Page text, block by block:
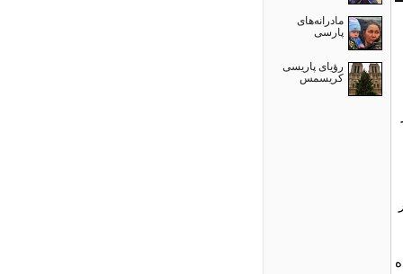
مادرانه‌های
پارسی
رؤیای پاریسی
کریسمس